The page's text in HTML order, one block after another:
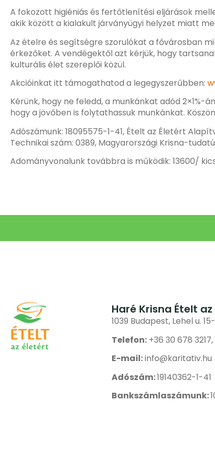
A fokozott higiéniás és fertőtlenítési eljárások
akik között a kialakult járványügyi helyzet miatt
Az ételre és segítségre szorulókat a fővárosban
érkezőket. A vendégektől azt kérjük, hogy
kulturális élet szereplői közül.
Akcióinkat itt támogathatod a legegyszerűbben:
Kérünk, hogy ne feledd, a munkánkat adód
hogy a jövőben is folytathassuk munkánkat.
Adószámunk: 18095575-1-41, Ételt az Életért
Technikai szám: 0389, Magyarországi Krisna-
Adományvonalunk továbbra is működik: 13600/
Haré Krisna Ételt
1039 Budapest, Lehel u.
Telefon:+36 30 678
E-mail:info@karitativ.hu
Adószám:19140362-1-41
Bankszámlaszámunk: